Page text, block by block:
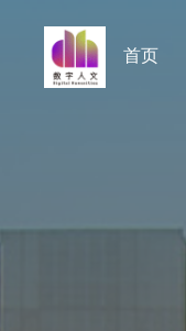
数字人
首页